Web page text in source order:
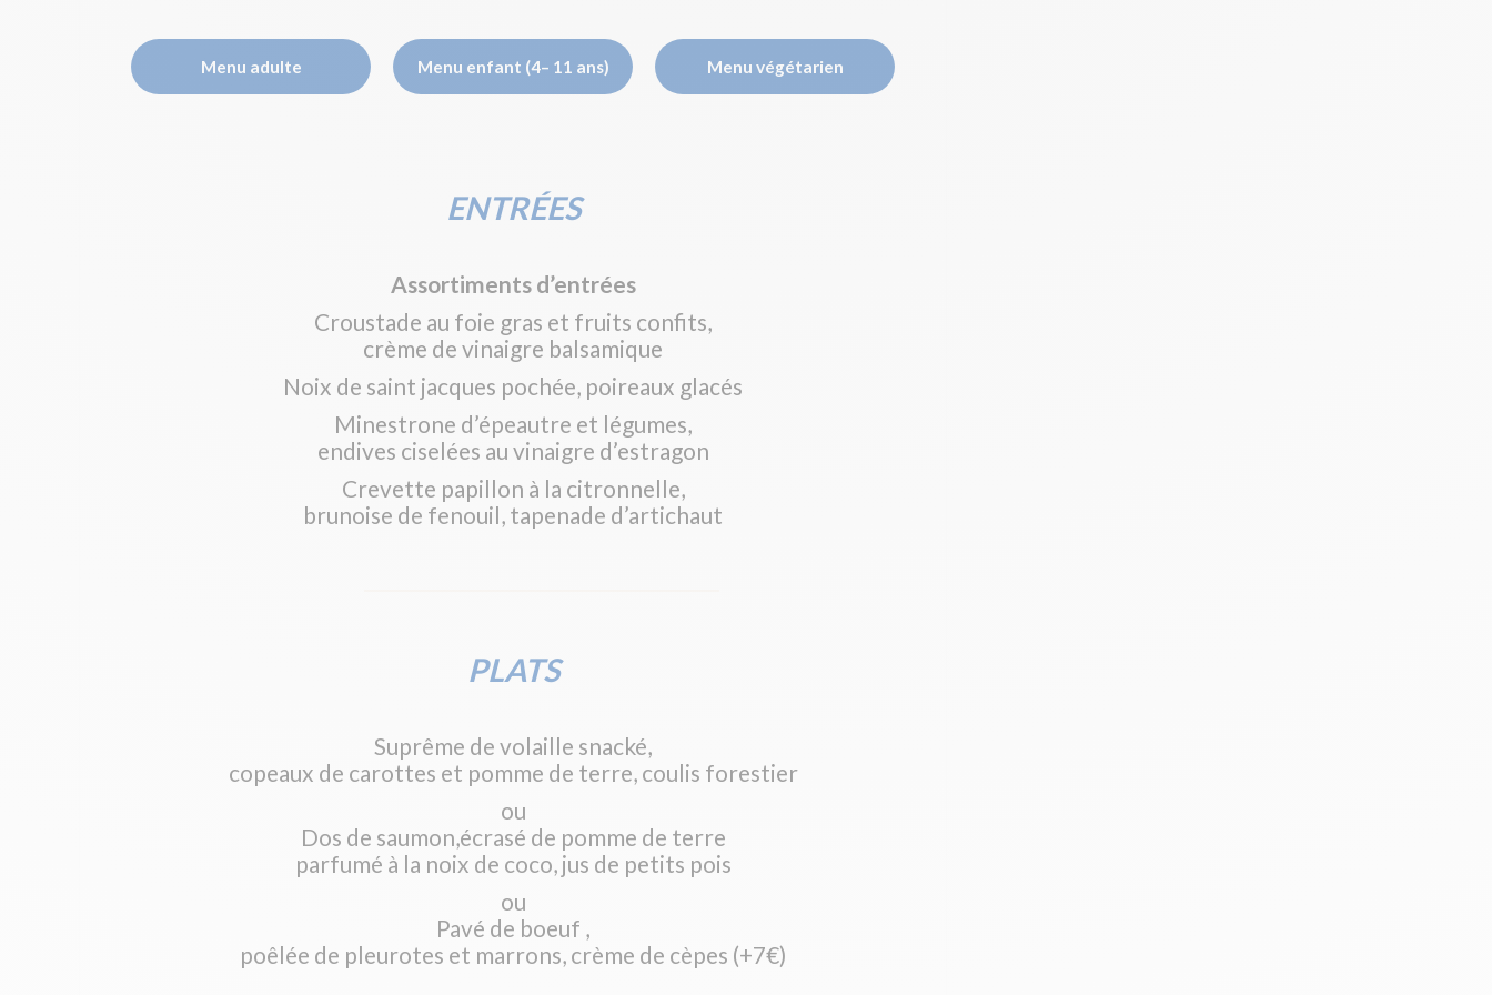
Menu adulte Menu enfant (4– 11 ans) Menu végétarien
ENTRÉES
Assortiments d’entrées
Croustade au foie gras et fruits confits,
crème de vinaigre balsamique
Noix de saint jacques pochée, poireaux glacés
Minestrone d’épeautre et légumes,
endives ciselées au vinaigre d’estragon
Crevette papillon à la citronnelle,
brunoise de fenouil, tapenade d’artichaut
PLATS
Suprême de volaille snacké,
copeaux de carottes et pomme de terre, coulis forestier
ou
Dos de saumon,écrasé de pomme de terre
parfumé à la noix de coco, jus de petits pois
ou
Pavé de boeuf ,
poêlée de pleurotes et marrons, crème de cèpes (+7€)